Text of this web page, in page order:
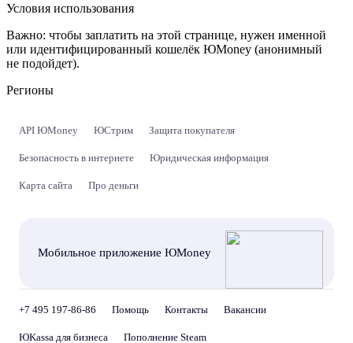
Условия использования
Важно: чтобы заплатить на этой странице, нужен именной
или идентифицированный кошелёк ЮMoney (анонимный
не подойдет).
Регионы
API ЮMoney ЮСтрим Защита покупателя
Безопасность в интернете Юридическая информация
Карта сайта Про деньги
Мобильное приложение ЮMoney
+7 495 197-86-86 Помощь Контакты Вакансии
ЮKassa для бизнеса Пополнение Steam